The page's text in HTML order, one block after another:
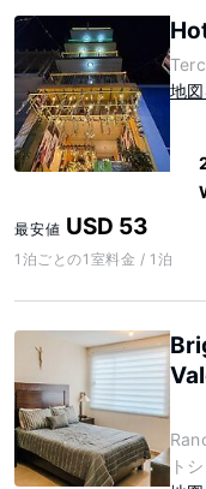
地
最安値 USD 53
1泊ごとの1室料金 / 1泊
ト